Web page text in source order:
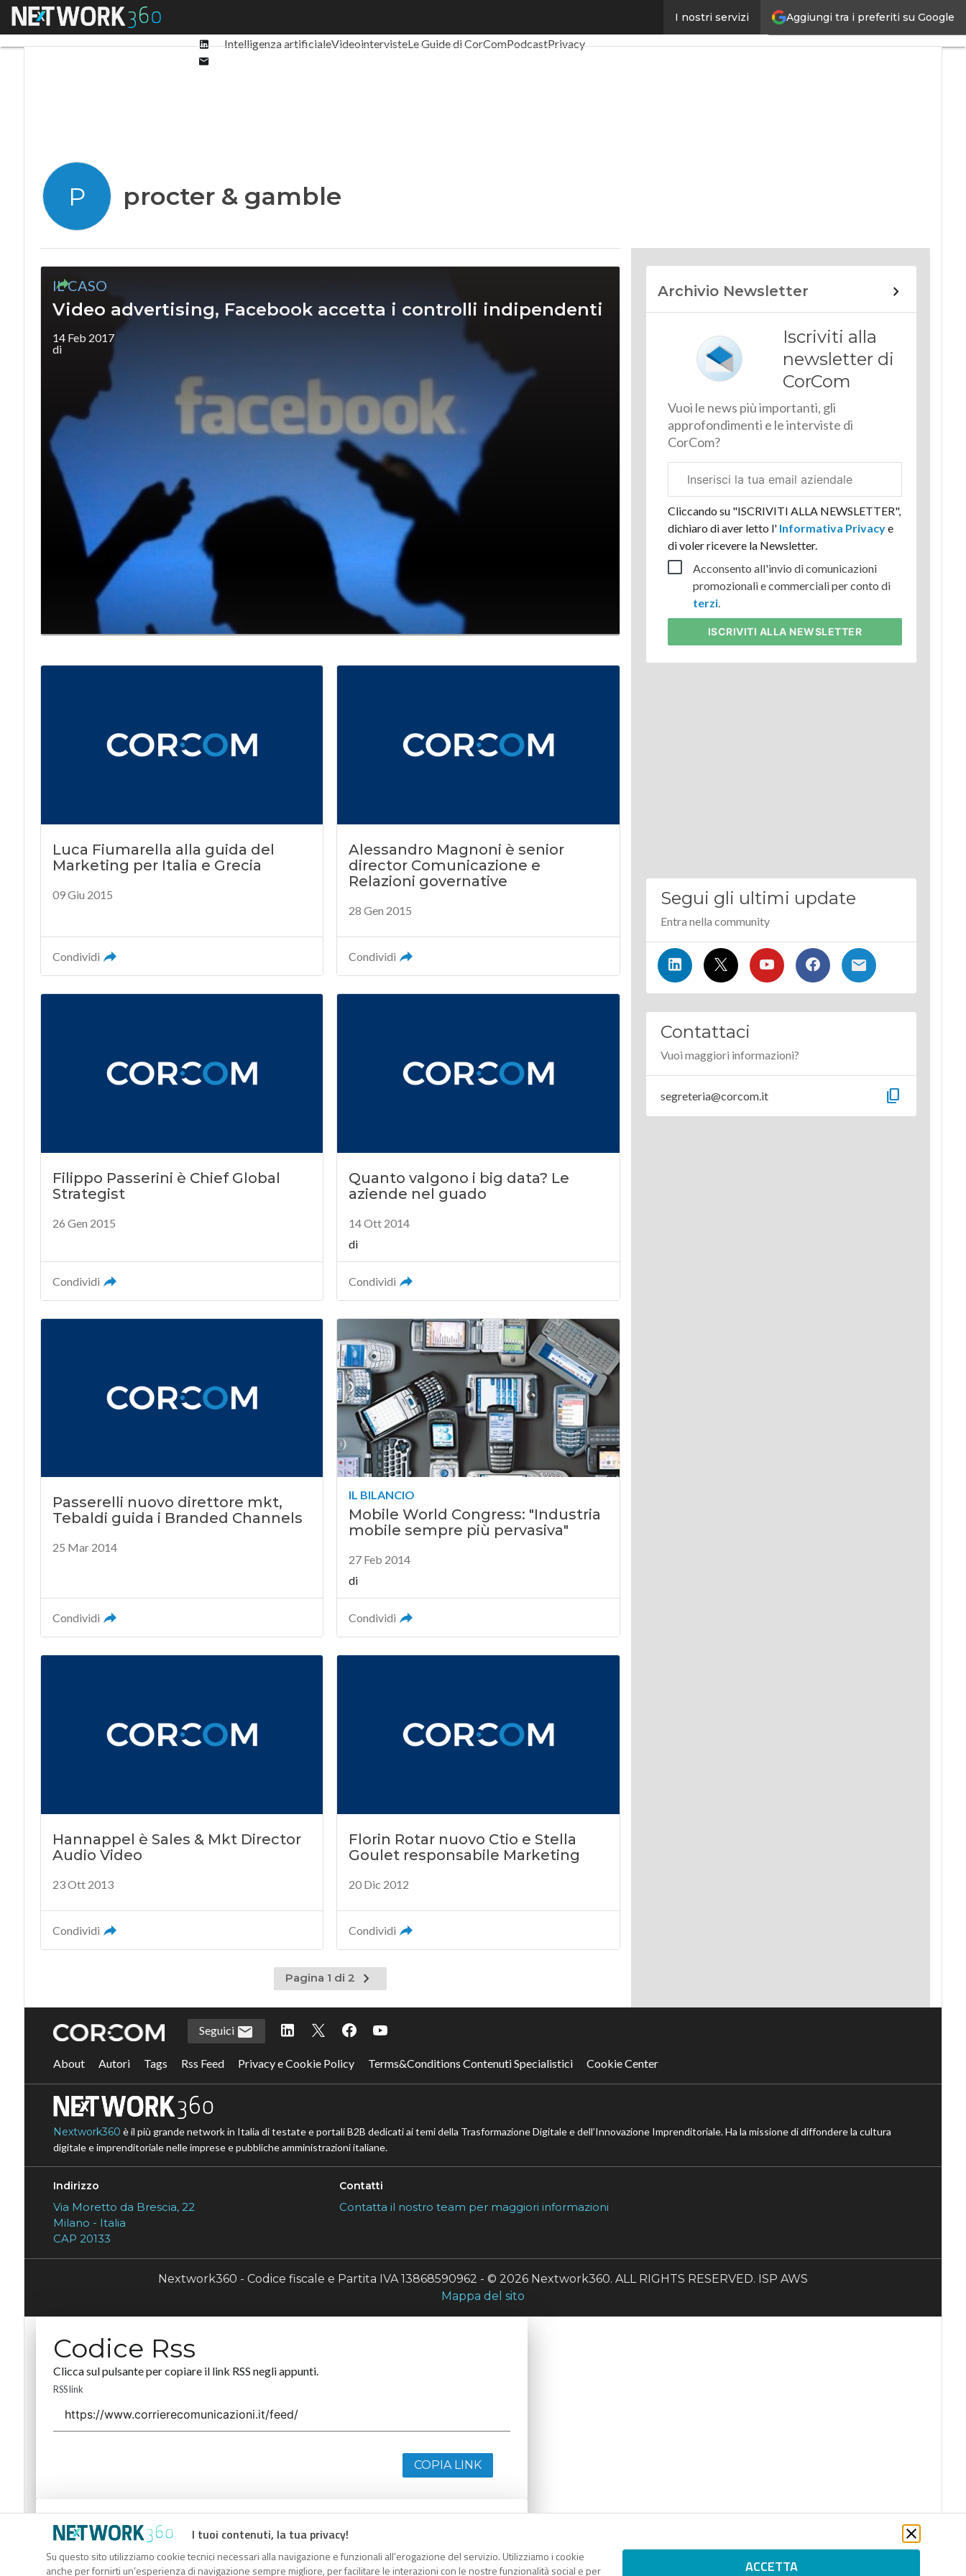
Aggiungi tra i preferiti su Google
I nostri servizi
Menu
Linkedin
Intelligenza artificialeVideointervisteLe Guide di CorComPodcastPrivacy
P procter & gamble
IL CASO
Video advertising, Facebook accetta i controlli indipendenti
14 Feb 2017
di
Luca Fiumarella alla guida del
Marketing per Italia e Grecia
09 Giu 2015
Condividi
Alessandro Magnoni è senior
director Comunicazione e
Relazioni governative
28 Gen 2015
Condividi
Filippo Passerini è Chief Global
Strategist
26 Gen 2015
Condividi
Quanto valgono i big data? Le
aziende nel guado
14 Ott 2014
di
Condividi
Passerelli nuovo direttore mkt,
Tebaldi guida i Branded Channels
25 Mar 2014
Condividi
IL BILANCIO
Mobile World Congress: "Industria
mobile sempre più pervasiva"
27 Feb 2014
di
Condividi
Hannappel è Sales & Mkt Director
Audio Video
23 Ott 2013
Condividi
Florin Rotar nuovo Ctio e Stella
Goulet responsabile Marketing
20 Dic 2012
Condividi
Pagina 1 di 2
Pagina
successiva
Archivio Newsletter
Iscriviti alla
newsletter di
CorCom
Vuoi le news più importanti, gli
approfondimenti e le interviste di
CorCom?
aziendale
Cliccando su "ISCRIVITI ALLA NEWSLETTER",
dichiaro di aver letto l'Informativa Privacye
di voler ricevere la Newsletter.
Acconsento all'invio di comunicazioni
promozionali e commerciali per conto di
terzi.
ISCRIVITI ALLA NEWSLETTER
Segui gli ultimi update
Entra nella community
Contattaci
Vuoi maggiori informazioni?
segreteria@corcom.it content_copy
I tuoi contenuti, la tua privacy!
Su questo sito utilizziamo cookie tecnici necessari alla navigazione e funzionali all’erogazione del servizio. Utilizziamo i cookie
anche per fornirti un’esperienza di navigazione sempre migliore, per facilitare le interazioni con le nostre funzionalità social e per
ACCETTA
Seguici
About Autori Tags Rss Feed Privacy e Cookie Policy Terms&Conditions Contenuti Specialistici Cookie Center
Nextwork360 è il più grande network in Italia di testate e portali B2B dedicati ai temi della Trasformazione Digitale e dell’Innovazione Imprenditoriale. Ha la missione di diffondere la cultura
digitale e imprenditoriale nelle imprese e pubbliche amministrazioni italiane.
Indirizzo
Via Moretto da Brescia, 22
Milano - Italia
CAP 20133
Contatti
Contatta il nostro team per maggiori informazioni
Nextwork360 - Codice fiscale e Partita IVA 13868590962 - © 2026 Nextwork360. ALL RIGHTS RESERVED. ISP AWS
Mappa del sito
Codice Rss
Clicca sul pulsante per copiare il link RSS negli appunti.
RSS link
COPIA LINK
Codice Rss
Clicca sul pulsante per copiare il link RSS negli appunti.
RSS link